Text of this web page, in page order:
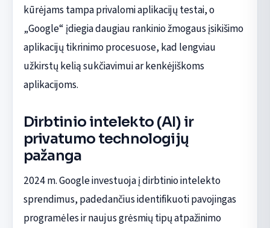
kūrėjams tampa privalomi aplikacijų testai, o
„Google“ įdiegia daugiau rankinio žmogaus įsikišimo
aplikacijų tikrinimo procesuose, kad lengviau
užkirstų kelią sukčiavimui ar kenkėjiškoms
aplikacijoms.
Dirbtinio intelekto (AI) ir
privatumo technologijų
pažanga
2024 m. Google investuoja į dirbtinio intelekto
sprendimus, padedančius identifikuoti pavojingas
programėles ir naujus grėsmių tipų atpažinimo